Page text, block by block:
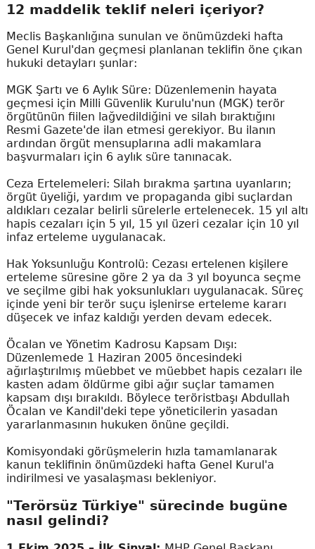
12 maddelik teklif neleri içeriyor?
Meclis Başkanlığına sunulan ve önümüzdeki hafta
Genel Kurul'dan geçmesi planlanan teklifin öne çıkan
hukuki detayları şunlar:
MGK Şartı ve 6 Aylık Süre: Düzenlemenin hayata
geçmesi için Milli Güvenlik Kurulu'nun (MGK) terör
örgütünün fiilen lağvedildiğini ve silah bıraktığını
Resmi Gazete'de ilan etmesi gerekiyor. Bu ilanın
ardından örgüt mensuplarına adli makamlara
başvurmaları için 6 aylık süre tanınacak.
Ceza Ertelemeleri: Silah bırakma şartına uyanların;
örgüt üyeliği, yardım ve propaganda gibi suçlardan
aldıkları cezalar belirli sürelerle ertelenecek. 15 yıl altı
hapis cezaları için 5 yıl, 15 yıl üzeri cezalar için 10 yıl
infaz erteleme uygulanacak.
Hak Yoksunluğu Kontrolü: Cezası ertelenen kişilere
erteleme süresine göre 2 ya da 3 yıl boyunca seçme
ve seçilme gibi hak yoksunlukları uygulanacak. Süreç
içinde yeni bir terör suçu işlenirse erteleme kararı
düşecek ve infaz kaldığı yerden devam edecek.
Öcalan ve Yönetim Kadrosu Kapsam Dışı:
Düzenlemede 1 Haziran 2005 öncesindeki
ağırlaştırılmış müebbet ve müebbet hapis cezaları ile
kasten adam öldürme gibi ağır suçlar tamamen
kapsam dışı bırakıldı. Böylece teröristbaşı Abdullah
Öcalan ve Kandil'deki tepe yöneticilerin yasadan
yararlanmasının hukuken önüne geçildi.
Komisyondaki görüşmelerin hızla tamamlanarak
kanun teklifinin önümüzdeki hafta Genel Kurul'a
indirilmesi ve yasalaşması bekleniyor.
"Terörsüz Türkiye" sürecinde bugüne
nasıl gelindi?